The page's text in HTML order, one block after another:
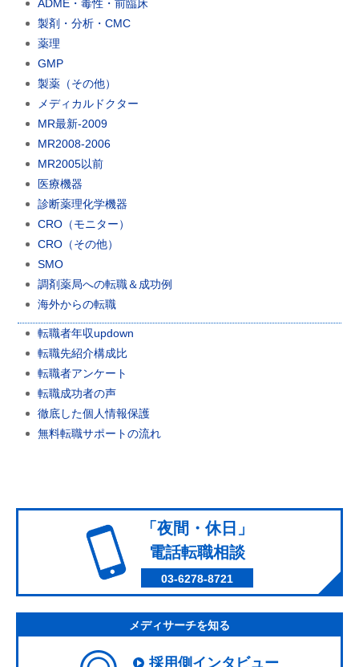
ADME・毒性・前臨床
製剤・分析・CMC
薬理
GMP
製薬（その他）
メディカルドクター
MR最新-2009
MR2008-2006
MR2005以前
医療機器
診断薬理化学機器
CRO（モニター）
CRO（その他）
SMO
調剤薬局への転職＆成功例
海外からの転職
転職者年収updown
転職先紹介構成比
転職者アンケート
転職成功者の声
徹底した個人情報保護
無料転職サポートの流れ
「夜間・休日」
電話転職相談
03-6278-8721
メディサーチを知る
採用側インタビュー